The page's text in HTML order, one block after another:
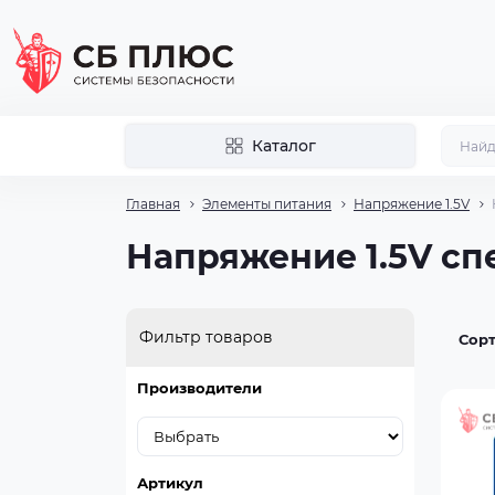
Каталог
Главная Элементы питания Напряжение 1.5V
Напряжение 1.5V
Фильтр товаров
Производители
Артикул